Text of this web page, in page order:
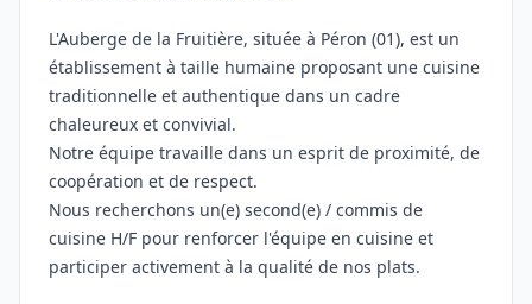
L'Auberge de la Fruitière, située à Péron (01), est un
établissement à taille humaine proposant une cuisine
traditionnelle et authentique dans un cadre
chaleureux et convivial.
Notre équipe travaille dans un esprit de proximité, de
coopération et de respect.
Nous recherchons un(e) second(e) / commis de
cuisine H/F pour renforcer l'équipe en cuisine et
participer activement à la qualité de nos plats.